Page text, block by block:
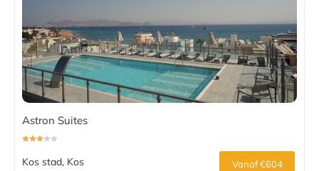
Astron Suites
Kos stad, Kos Vanaf €604